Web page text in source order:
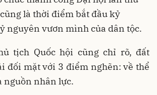
là thời điểm bắt đầu kỷ
nguyên vươn mình của dân tộc.
tịch Quốc hội cũng chỉ rõ, đất
đối mặt với 3 điểm nghẽn: về thể
nguồn nhân lực.